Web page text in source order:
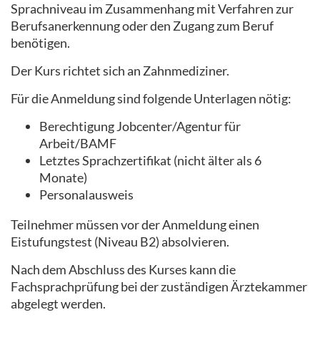
Sprachniveau im Zusammenhang mit Verfahren zur
Berufsanerkennung oder den Zugang zum Beruf
benötigen.
Der Kurs richtet sich an Zahnmediziner.
Für die Anmeldung sind folgende Unterlagen nötig:
Berechtigung Jobcenter/Agentur für
Arbeit/BAMF
Letztes Sprachzertifikat (nicht älter als 6
Monate)
Personalausweis
Teilnehmer müssen vor der Anmeldung einen
Eistufungstest (Niveau B2) absolvieren.
Nach dem Abschluss des Kurses kann die
Fachsprachprüfung bei der zuständigen Ärztekammer
abgelegt werden.